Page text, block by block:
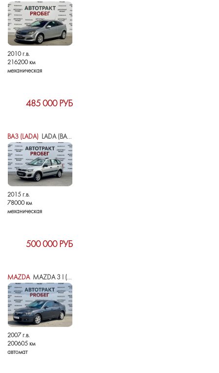
2010 г.в.
216200 км
механическая
485 000 РУБ
ВАЗ (LADA) LADA (ВАЗ) KALINA II
2015 г.в.
78000 км
механическая
500 000 РУБ
MAZDAMAZDA 3 I (BK) РЕСТАЙЛИНГ
2007 г.в.
200605 км
автомат